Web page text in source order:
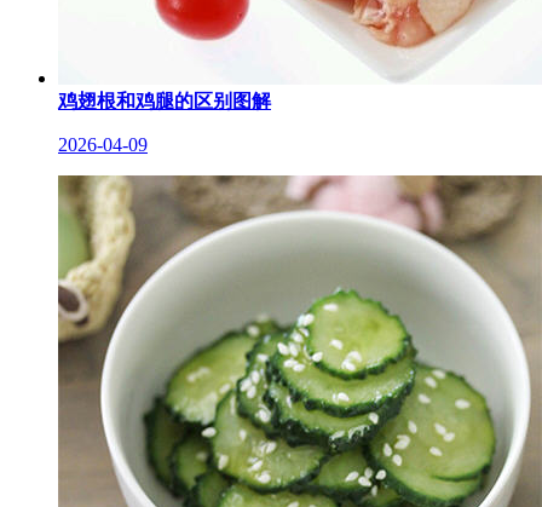
鸡翅根和鸡腿的区别图解
2026-04-09